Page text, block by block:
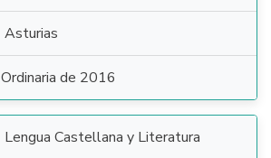
Asturias
Ordinaria de 2016
Lengua Castellana y Literatura